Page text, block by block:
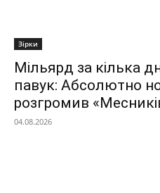
Зірки
Мільярд за кілька
павук: Абсолютно
розгромив
04.08.2026